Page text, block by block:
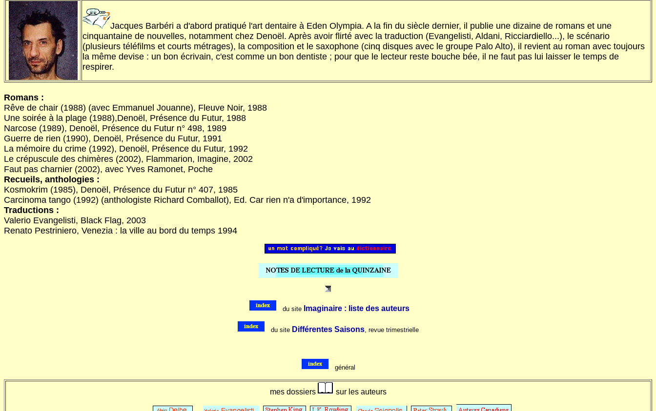
Jacques Barbéri a d'abord pratiqué l'art dentaire à Eden Olympia. A la fin du siècle dernier, il publie une dizaine de romans et une
cinquantaine de nouvelles, notamment chez Denoël. Après avoir flirté avec la traduction (Evangelisti, Aldani, Ricciardiello...), le scénario
(plusieurs téléfilms et courts métrages), la composition et le saxophone (cinq disques avec le groupe Palo Alto), il revient au roman avec toujours
la même devise : un bon écrivain, c'est comme un bon dentiste ; pour que le lecteur reste bouche bée, il ne faut pas lui laisser le temps de
respirer.
Romans :
Rêve de chair (1988) (avec Emmanuel Jouanne), Fleuve Noir, 1988
Une soirée à la plage (1988),Denoël, Présence du Futur, 1988
Narcose (1989), Denoël, Présence du Futur n° 498, 1989
Guerre de rien (1990), Denoël, Présence du Futur, 1991
La mémoire du crime (1992), Denoël, Présence du Futur, 1992
Le crépuscule des chimères (2002), Flammarion, Imagine, 2002
Faut pas charnier (2002), avec Yves Ramonet, Poche
Recueils, anthologies :
Kosmokrim (1985), Denoël, Présence du Futur n° 407, 1985
Carcinoma tango (1992) (anthologiste Richard Comballot), Ed. Car rien n'a d'importance, 1992
Traductions :
Valerio Evangelisti, Black Flag, 2003
Renato Pestriniero, Venezia : la ville au bord du temps 1994
..
.. du site Imaginaire : liste des auteurs
.. du site Différentes Saisons, revue trimestrielle
.. général
mes dossiers sur les auteurs